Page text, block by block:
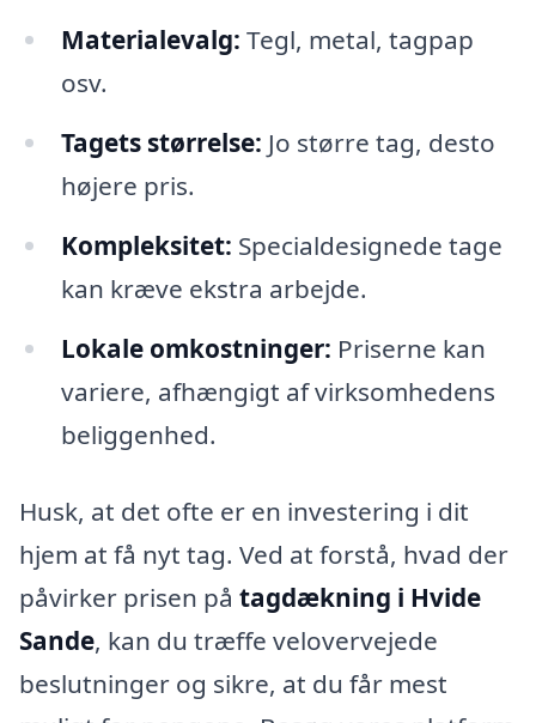
Materialevalg: Tegl, metal, tagpap
osv.
Tagets størrelse: Jo større tag, desto
højere pris.
Kompleksitet: Specialdesignede tage
kan kræve ekstra arbejde.
Lokale omkostninger: Priserne kan
variere, afhængigt af virksomhedens
beliggenhed.
Husk, at det ofte er en investering i dit
hjem at få nyt tag. Ved at forstå, hvad der
påvirker prisen på tagdækning i Hvide
Sande, kan du træffe velovervejede
beslutninger og sikre, at du får mest